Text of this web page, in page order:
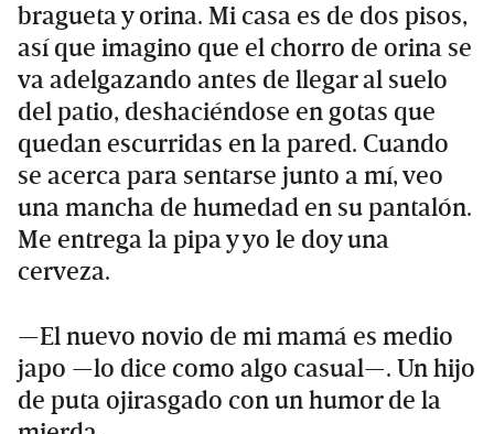
bragueta y orina. Mi casa es de dos pisos,
así que imagino que el chorro de orina se
va adelgazando antes de llegar al suelo
del patio, deshaciéndose en gotas que
quedan escurridas en la pared. Cuando
se acerca para sentarse junto a mí, veo
una mancha de humedad en su pantalón.
Me entrega la pipa y yo le doy una
cerveza.
—El nuevo novio de mi mamá es medio
japo —lo dice como algo casual—. Un hijo
de puta ojirasgado con un humor de la